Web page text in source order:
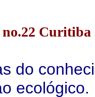
Curitiba
do
ecológico.